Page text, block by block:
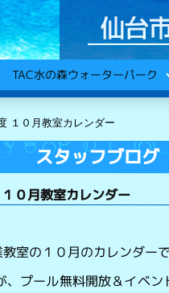
TAC水の森ウォーターパーク
１０月教室カレンダー
スタッフブログ
０月教室カレンダー
室の１０月のカレンダーで
プール無料開放＆イベ